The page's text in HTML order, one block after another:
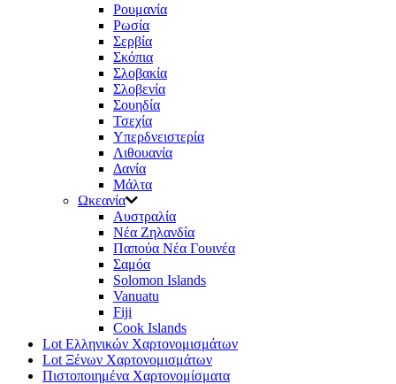
Ρουμανία
Ρωσία
Σερβία
Σκόπια
Σλοβακία
Σλοβενία
Σουηδία
Τσεχία
Υπερδνειστερία
Λιθουανία
Δανία
Μάλτα
Ωκεανία
Αυστραλία
Νέα Ζηλανδία
Παπούα Νέα Γουινέα
Σαμόα
Solomon Islands
Vanuatu
Fiji
Cook Islands
Lot Ελληνικών Χαρτονομισμάτων
Lot Ξένων Χαρτονομισμάτων
Πιστοποιημένα Χαρτονομίσματα